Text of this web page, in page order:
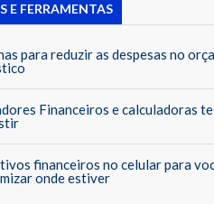
E FERRAMENTAS
para reduzir as despesas no
Financeiros e calculadoras
financeiros no celular para
onde estiver